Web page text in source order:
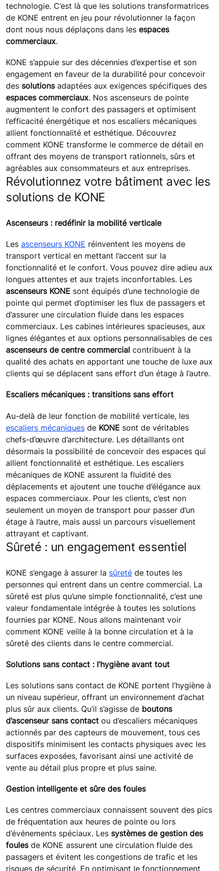
technologie. C’est là que les solutions transformatrices
de KONE entrent en jeu pour révolutionner la façon
dont nous nous déplaçons dans les espaces
commerciaux.
KONE s’appuie sur des décennies d’expertise et son
engagement en faveur de la durabilité pour concevoir
des solutionsadaptées aux exigences spécifiques des
espaces commerciaux. Nos ascenseurs de pointe
augmentent le confort des passagers et optimisent
l’efficacité énergétique et nos escaliers mécaniques
allient fonctionnalité et esthétique. Découvrez
comment KONE transforme le commerce de détail en
offrant des moyens de transport rationnels, sûrs et
agréables aux consommateurs et aux entreprises.
Révolutionnez votre bâtiment avec les
solutions de KONE
Ascenseurs : redéfinir la mobilité verticale
Les ascenseurs KONE réinventent les moyens de
transport vertical en mettant l’accent sur la
fonctionnalité et le confort. Vous pouvez dire adieu aux
longues attentes et aux trajets inconfortables. Les
ascenseurs KONE sont équipés d’une technologie de
pointe qui permet d’optimiser les flux de passagers et
d’assurer une circulation fluide dans les espaces
commerciaux. Les cabines intérieures spacieuses, aux
lignes élégantes et aux options personnalisables de ces
ascenseurs de centre commercial contribuent à la
qualité des achats en apportant une touche de luxe aux
clients qui se déplacent sans effort d’un étage à l’autre.
Escaliers mécaniques : transitions sans effort
Au-delà de leur fonction de mobilité verticale, les
escaliers mécaniques de KONE sont de véritables
chefs-d’œuvre d’architecture. Les détaillants ont
désormais la possibilité de concevoir des espaces qui
allient fonctionnalité et esthétique. Les escaliers
mécaniques de KONE assurent la fluidité des
déplacements et ajoutent une touche d’élégance aux
espaces commerciaux. Pour les clients, c’est non
seulement un moyen de transport pour passer d’un
étage à l’autre, mais aussi un parcours visuellement
attrayant et captivant.
Sûreté : un engagement essentiel
KONE s’engage à assurer la sûreté de toutes les
personnes qui entrent dans un centre commercial. La
sûreté est plus qu’une simple fonctionnalité, c’est une
valeur fondamentale intégrée à toutes les solutions
fournies par KONE. Nous allons maintenant voir
comment KONE veille à la bonne circulation et à la
sûreté des clients dans le centre commercial.
Solutions sans contact : l’hygiène avant tout
Les solutions sans contact de KONE portent l’hygiène à
un niveau supérieur, offrant un environnement d’achat
plus sûr aux clients. Qu’il s’agisse de boutons
d’ascenseur sans contact ou d’escaliers mécaniques
actionnés par des capteurs de mouvement, tous ces
dispositifs minimisent les contacts physiques avec les
surfaces exposées, favorisant ainsi une activité de
vente au détail plus propre et plus saine.
Gestion intelligente et sûre des foules
Les centres commerciaux connaissent souvent des pics
de fréquentation aux heures de pointe ou lors
d’événements spéciaux. Les systèmes de gestion des
foulesde KONE assurent une circulation fluide des
passagers et évitent les congestions de trafic et les
risques de sécurité. En optimisant le fonctionnement